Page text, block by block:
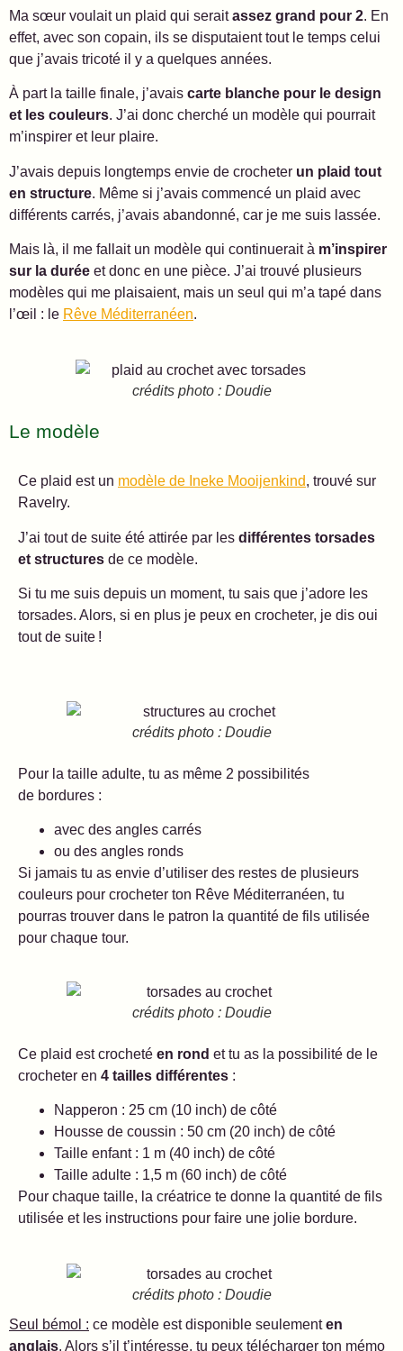
Ma sœur voulait un plaid qui seraitassez grand pour 2. En
effet, avec son copain, ils se disputaient tout le temps celui
que j’avais tricoté il y a quelques années.
À part la taille finale, j’avais carte blanche pour le design
et les couleurs. J’ai donc cherché un modèle qui pourrait
m’inspirer et leur plaire.
J’avais depuis longtemps envie de crocheter un plaid tout
en structure. Même si j’avais commencé un plaid avec
différents carrés, j’avais abandonné, car je me suis lassée.
Mais là, il me fallait un modèle qui continuerait à m’inspirer
sur la durée et donc en une pièce. J’ai trouvé plusieurs
modèles qui me plaisaient, mais un seul qui m’a tapé dans
l’œil : le Rêve Méditerranéen.
crédits photo : Doudie
Le modèle
Ce plaid est un modèle de Ineke Mooijenkind, trouvé sur
Ravelry.
J’ai tout de suite été attirée par les différentes torsades
et structures de ce modèle.
Si tu me suis depuis un moment, tu sais que j’adore les
torsades. Alors, si en plus je peux en crocheter, je dis oui
tout de suite !
crédits photo : Doudie
Pour la taille adulte, tu as même 2 possibilités
de bordures :
avec des angles carrés
ou des angles ronds
Si jamais tu as envie d’utiliser des restes de plusieurs
couleurs pour crocheter ton Rêve Méditerranéen, tu
pourras trouver dans le patron la quantité de fils utilisée
pour chaque tour.
crédits photo : Doudie
Ce plaid est crocheté en rond et tu as la possibilité de le
crocheter en 4 tailles différentes :
Napperon : 25 cm (10 inch) de côté
Housse de coussin : 50 cm (20 inch) de côté
Taille enfant : 1 m (40 inch) de côté
Taille adulte : 1,5 m (60 inch) de côté
Pour chaque taille, la créatrice te donne la quantité de fils
utilisée et les instructions pour faire une jolie bordure.
crédits photo : Doudie
Seul bémol : ce modèle est disponible seulementen
anglais. Alors s’il t’intéresse, tu peux télécharger ton mémo